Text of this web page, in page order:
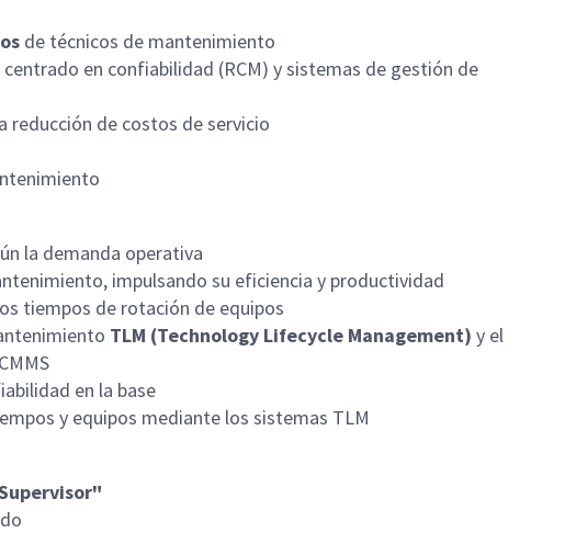
de técnicos de mantenimiento
en confiabilidad (RCM) y sistemas de gestión de
reducción de costos de servicio
la demanda operativa
impulsando su eficiencia y productividad
tiempos de rotación de equipos
TLM (Technology Lifecycle Management) y el
en la base
y equipos mediante los sistemas TLM